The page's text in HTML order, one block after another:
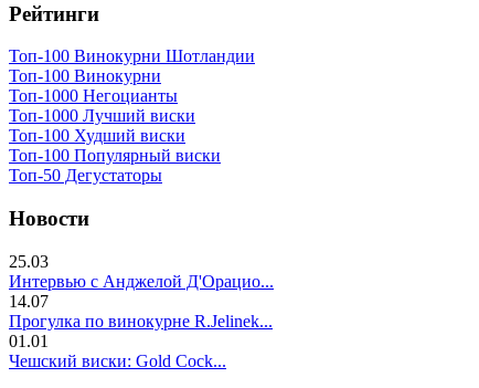
Рейтинги
Топ-100 Винокурни Шотландии
Топ-100 Винокурни
Топ-1000 Негоцианты
Топ-1000 Лучший виски
Топ-100 Худший виски
Топ-100 Популярный виски
Топ-50 Дегустаторы
Новости
25.03
Интервью с Анджелой Д'Орацио...
14.07
Прогулка по винокурне R.Jelinek...
01.01
Чешский виски: Gold Cock...